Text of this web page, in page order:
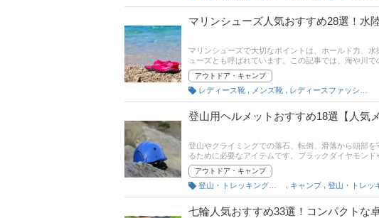
マリンシューズ人気おすすめ28選！水
マリンシューズで大切なポイントは、ホールド力、
ューズとも呼ばれています。この記事では、海や川
選び方とおすすめ商品、ユーザーのイチオシを紹介
人気ブランドを中心に、砂が入らない快適なモデル
新人気ランキングもあるので、売れ筋や口コミとあわ
アウトドア・キャンプ
レディース靴
メンズ靴
登山用ヘルメットおすすめ18選【人気
登山やクライミングでの落石、転倒、滑落から頭部
るために必要なアイテムです。ブラックダイヤモン
ース、軽量、大きめサイズなど多数発売されていま
介します。かっこいいモデルや高機能な商品もピッ
で、売れ筋や口コミとあわせてチェックしてみてくだ
アウトドア・キャンプ
キャンプ 登山・トレッ
七輪人気おすすめ33選！コンパクトな